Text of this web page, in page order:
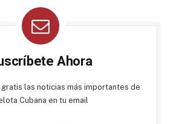
Ahora
las noticias más importantes de
Cubana en tu email